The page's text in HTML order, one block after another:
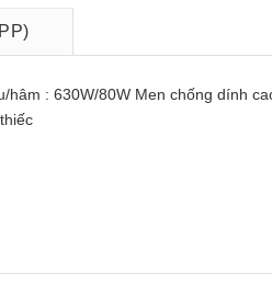
hâm : 630W/80W Men chống dính